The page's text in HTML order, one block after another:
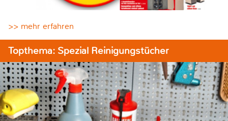
>> mehr erfahren
Topthema: Spezial Reinigungstücher